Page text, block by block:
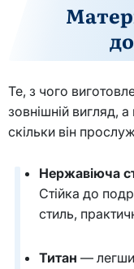
Те, з чого
зовнішній вигляд,
скільки він
Нержавіюча
Стійка до
стиль,
Титан —